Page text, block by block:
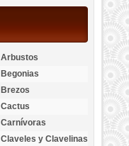
Arbustos
Begonias
Brezos
Cactus
Carnívoras
Claveles y Clavelinas